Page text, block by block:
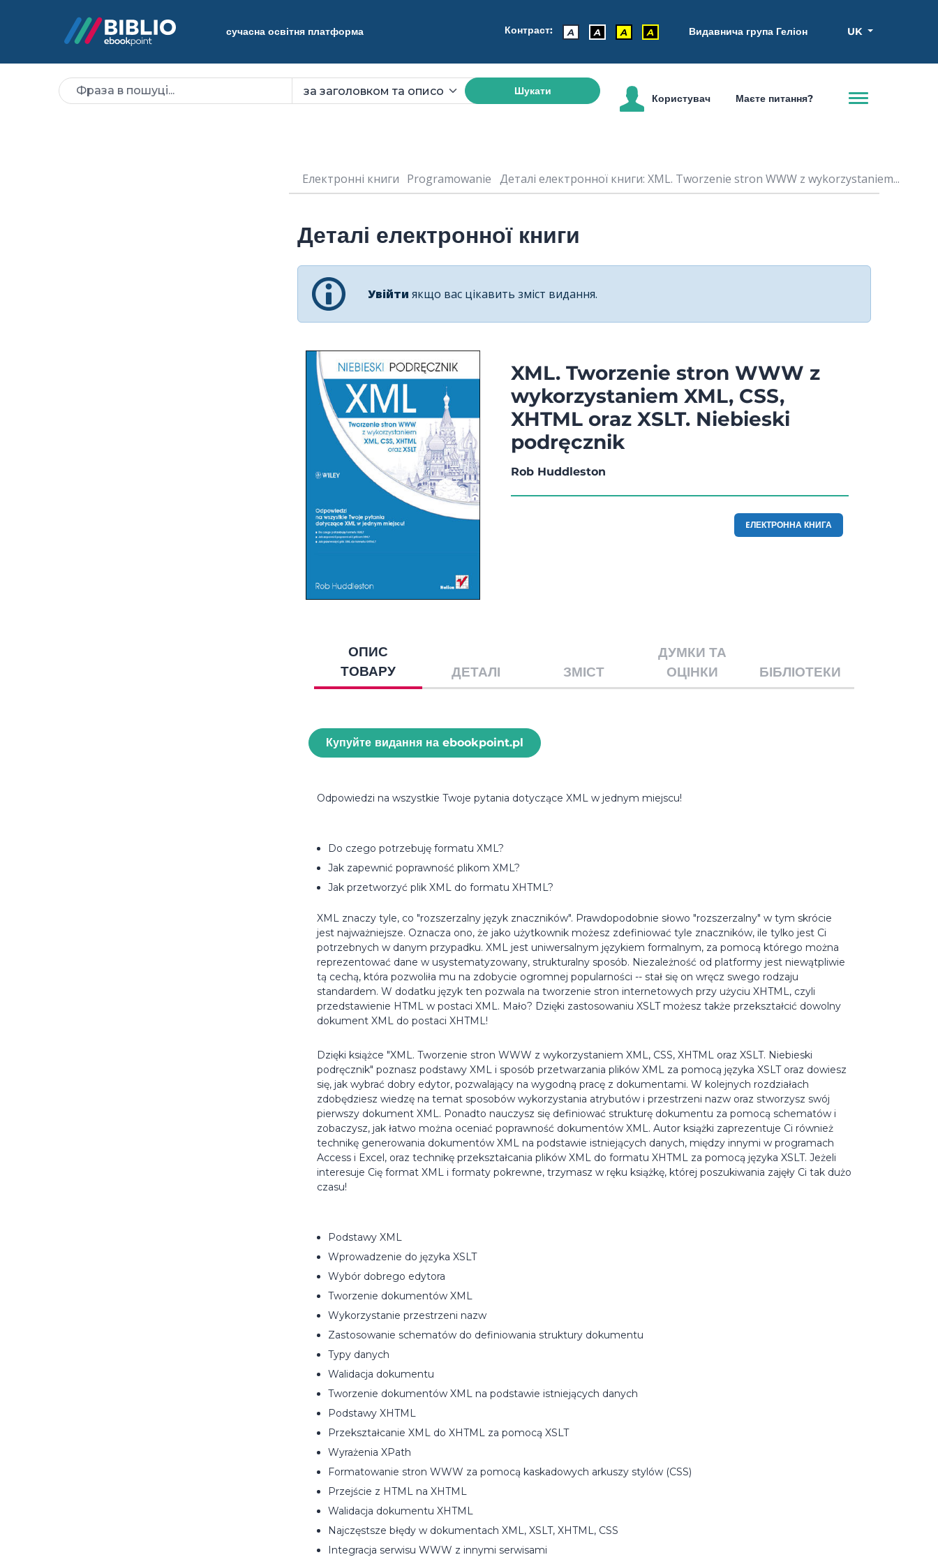
сучасна освітня платформа Контраст: A A A A Видавнича група Геліон UK
Шукати
Користувач Маєте питання?
Електронні книги Programowanie Деталі електронної книги: XML. Tworzenie stron WWW z wykorzystaniem...
Деталі електронної книги
Увійти якщо вас цікавить зміст видання.
XML. Tworzenie stron WWW z
wykorzystaniem XML, CSS,
XHTML oraz XSLT. Niebieski
podręcznik
Rob Huddleston
EЛЕКТРОННА КНИГА
ОПИС
ТОВАРУ
ДЕТАЛІ ЗМІСТ
ДУМКИ ТА
ОЦІНКИ
БІБЛІОТЕКИ
Купуйте видання на ebookpoint.pl
Odpowiedzi na wszystkie Twoje pytania dotyczące XML w jednym miejscu!
Do czego potrzebuję formatu XML?
Jak zapewnić poprawność plikom XML?
Jak przetworzyć plik XML do formatu XHTML?
XML znaczy tyle, co "rozszerzalny język znaczników". Prawdopodobnie słowo "rozszerzalny" w tym skrócie
jest najważniejsze. Oznacza ono, że jako użytkownik możesz zdefiniować tyle znaczników, ile tylko jest Ci
potrzebnych w danym przypadku. XML jest uniwersalnym językiem formalnym, za pomocą którego można
reprezentować dane w usystematyzowany, strukturalny sposób. Niezależność od platformy jest niewątpliwie
tą cechą, która pozwoliła mu na zdobycie ogromnej popularności -- stał się on wręcz swego rodzaju
standardem. W dodatku język ten pozwala na tworzenie stron internetowych przy użyciu XHTML, czyli
przedstawienie HTML w postaci XML. Mało? Dzięki zastosowaniu XSLT możesz także przekształcić dowolny
dokument XML do postaci XHTML!
Dzięki książce "XML. Tworzenie stron WWW z wykorzystaniem XML, CSS, XHTML oraz XSLT. Niebieski
podręcznik" poznasz podstawy XML i sposób przetwarzania plików XML za pomocą języka XSLT oraz dowiesz
się, jak wybrać dobry edytor, pozwalający na wygodną pracę z dokumentami. W kolejnych rozdziałach
zdobędziesz wiedzę na temat sposobów wykorzystania atrybutów i przestrzeni nazw oraz stworzysz swój
pierwszy dokument XML. Ponadto nauczysz się definiować strukturę dokumentu za pomocą schematów i
zobaczysz, jak łatwo można oceniać poprawność dokumentów XML. Autor książki zaprezentuje Ci również
technikę generowania dokumentów XML na podstawie istniejących danych, między innymi w programach
Access i Excel, oraz technikę przekształcania plików XML do formatu XHTML za pomocą języka XSLT. Jeżeli
interesuje Cię format XML i formaty pokrewne, trzymasz w ręku książkę, której poszukiwania zajęły Ci tak dużo
czasu!
Podstawy XML
Wprowadzenie do języka XSLT
Wybór dobrego edytora
Tworzenie dokumentów XML
Wykorzystanie przestrzeni nazw
Zastosowanie schematów do definiowania struktury dokumentu
Typy danych
Walidacja dokumentu
Tworzenie dokumentów XML na podstawie istniejących danych
Podstawy XHTML
Przekształcanie XML do XHTML za pomocą XSLT
Wyrażenia XPath
Formatowanie stron WWW za pomocą kaskadowych arkuszy stylów (CSS)
Przejście z HTML na XHTML
Walidacja dokumentu XHTML
Najczęstsze błędy w dokumentach XML, XSLT, XHTML, CSS
Integracja serwisu WWW z innymi serwisami